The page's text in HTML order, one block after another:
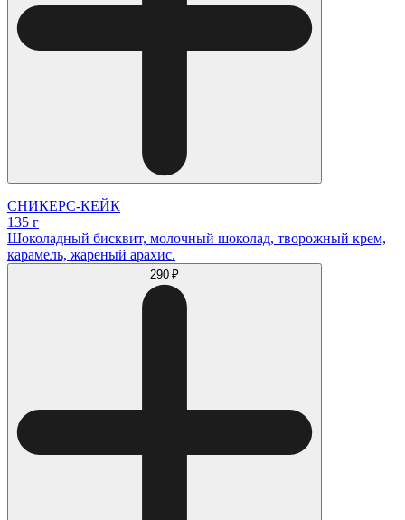
СНИКЕРС-КЕЙК
135 г
Шоколадный бисквит, молочный шоколад, творожный крем,
карамель, жареный арахис.
290 ₽